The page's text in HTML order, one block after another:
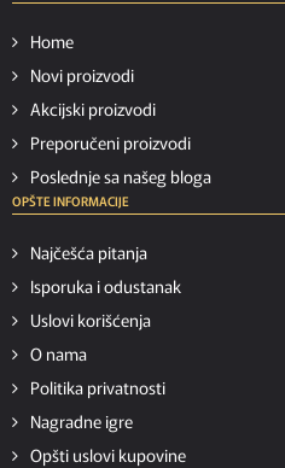
Home
Novi proizvodi
Akcijski proizvodi
Preporučeni proizvodi
Poslednje sa našeg bloga
OPŠTE INFORMACIJE
Najčešća pitanja
Isporuka i odustanak
Uslovi korišćenja
O nama
Politika privatnosti
Nagradne igre
Opšti uslovi kupovine